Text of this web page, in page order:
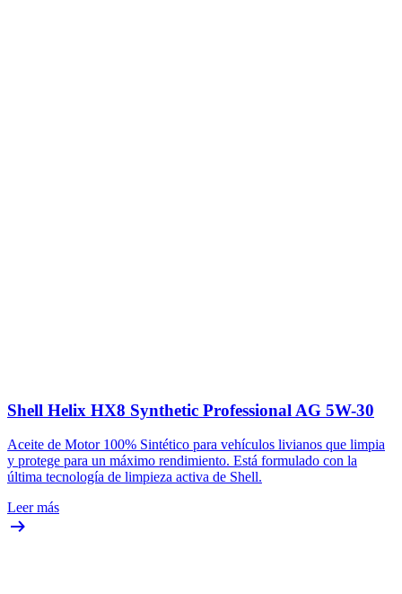
Shell Helix HX8 Synthetic Professional AG 5W-30
Aceite de Motor 100% Sintético para vehículos livianos que limpia
y protege para un máximo rendimiento. Está formulado con la
última tecnología de limpieza activa de Shell.
Leer más